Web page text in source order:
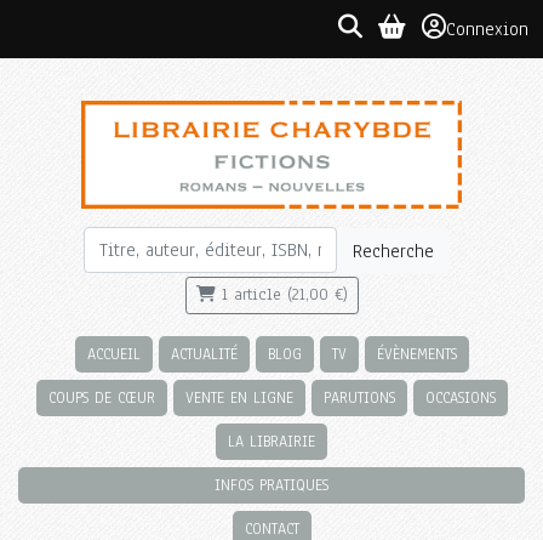
Connexion
Recherche
1 article (21,00 €)
ACCUEIL ACTUALITÉ BLOG TV ÉVÈNEMENTS
COUPS DE CŒUR VENTE EN LIGNE PARUTIONS OCCASIONS
LA LIBRAIRIE
INFOS PRATIQUES
CONTACT